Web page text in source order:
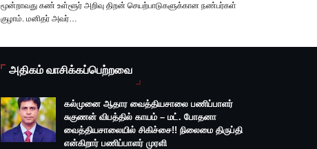
மூன்றாவது கண் உள்ளூர் அறிவு திறன் செயற்பாடுகளுக்கான நண்பர்கள்
குழாம். மனிதர் அவர்…
அதிகம் வாசிக்கப்பெற்றவை
கல்முனை ஆதார வைத்தியசாலை பணிப்பாளர்
சுகுணன் விபத்தில் காயம் – மட். போதனா
வைத்தியசாலையில் சிகிச்சை!! நிலைமை திருப்தி
என்கிறார் பணிப்பாளர் முரளி